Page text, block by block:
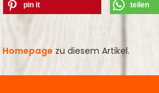
pin it teilen
Homepage zu diesem Artikel.